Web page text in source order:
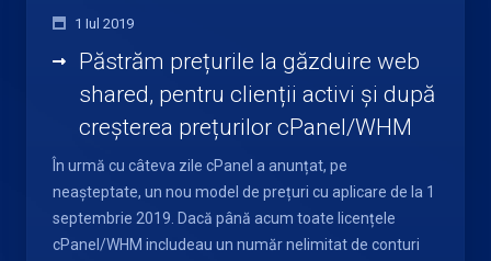
1 Iul 2019
Păstrăm prețurile la găzduire web
shared, pentru clienții activi și după
creșterea prețurilor cPanel/WHM
În urmă cu câteva zile cPanel a anunțat, pe
neașteptate, un nou model de prețuri cu aplicare de la 1
septembrie 2019. Dacă până acum toate licențele
cPanel/WHM includeau un număr nelimitat de conturi